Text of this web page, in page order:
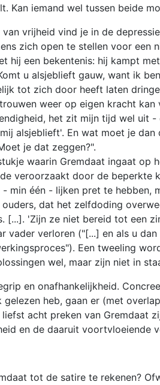
Kan iemand wel tussen beide
vrijheid vind je in de
zich open te stellen voor een
hij een bekentenis: hij kampt
u alsjeblieft gauw, want ik
tot zich door heeft laten
weer op eigen kracht
het zit mijn tijd wel uit
alsjeblieft'. En wat moet je
je dat zeggen?".
waarin Gremdaat ingaat op
veroorzaakt door de beperkte
min één - lijken pret te
dat het zelfdoding
[...]. 'Zijn ze niet bereid tot een
vader verloren ("[...] en als u
Een tweeling
wel, maar zijn niet in
en onafhankelijkheid.
gelezen heb, gaan er (met
acht preken van Gremdaat
en de daaruit voortvloeiende
tot de satire te rekenen?